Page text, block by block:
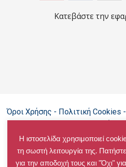
Κατεβάστε την
Όροι Χρήσης - Πολιτική
Δήλωση
Copyright@chalandri.gr
Η ιστοσελίδα χρησιμοποιεί
τη σωστή λειτουργία της.
για την αποδοχή τους και "Όχι"